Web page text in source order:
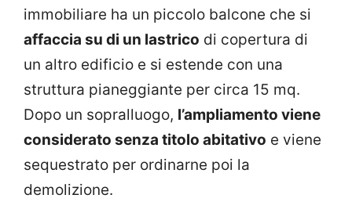
immobiliare ha un piccolo balcone che si
affaccia su di un lastrico di copertura di
un altro edificio e si estende con una
struttura pianeggiante per circa 15 mq.
Dopo un sopralluogo, l’ampliamento viene
considerato senza titolo abitativo e viene
sequestrato per ordinarne poi la
demolizione.